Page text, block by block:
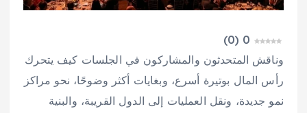
0
(
0
)
وناقش المتحدثون والمشاركون في الجلسات كيف يتحرك
رأس المال بوتيرة أسرع، وبغايات أكثر وضوحًا، نحو مراكز
نمو جديدة، ونقل العمليات إلى الدول القريبة، والبنية